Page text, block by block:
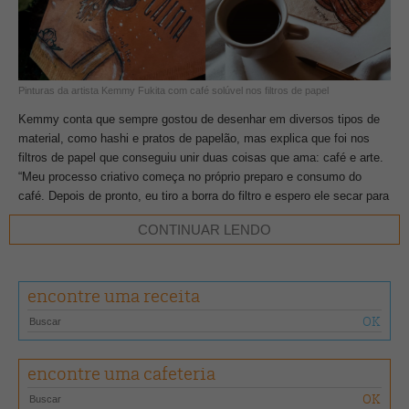
Pinturas da artista Kemmy Fukita com café solúvel nos filtros de papel
Kemmy conta que sempre gostou de desenhar em diversos tipos de
material, como hashi e pratos de papelão, mas explica que foi nos
filtros de papel que conseguiu unir duas coisas que ama: café e arte.
“Meu processo criativo começa no próprio preparo e consumo do
café. Depois de pronto, eu tiro a borra do filtro e espero ele secar para
iniciar a ilustração”, explica a artista, que busca mesclar temáticas
relacionadas a café, música e universo feminino.
CONTINUAR LENDO
encontre uma receita
encontre uma cafeteria